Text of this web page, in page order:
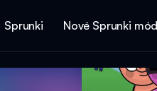
Sprunki Nové Sprunki